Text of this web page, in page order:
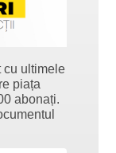
cu ultimele
piața
abonați.